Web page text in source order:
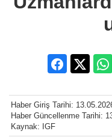
Haber Giriş Tarihi:
Haber Güncellenme Tarihi:
Kaynak: IGF